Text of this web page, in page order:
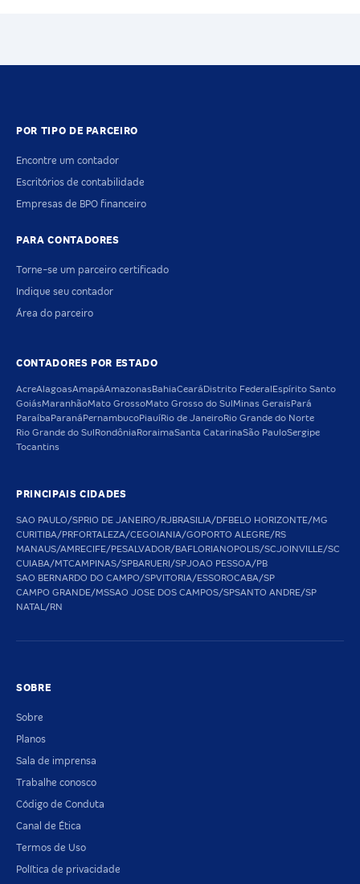
POR TIPO DE PARCEIRO
Encontre um contador
Escritórios de contabilidade
Empresas de BPO financeiro
PARA CONTADORES
Torne-se um parceiro certificado
Indique seu contador
Área do parceiro
CONTADORES POR ESTADO
AcreAlagoasAmapáAmazonas BahiaCeará Distrito Federal Espírito Santo
GoiásMaranhãoMato GrossoMato Grosso do Sul Minas Gerais Pará
Paraíba Paraná PernambucoPiauíRio de JaneiroRio Grande do Norte
Rio Grande do Sul Rondônia RoraimaSanta CatarinaSão PauloSergipe
Tocantins
PRINCIPAIS CIDADES
SAO PAULO/SPRIO DE JANEIRO/RJBRASILIA/DFBELO HORIZONTE/MG
CURITIBA/PRFORTALEZA/CEGOIANIA/GOPORTO ALEGRE/RS
MANAUS/AMRECIFE/PESALVADOR/BAFLORIANOPOLIS/SCJOINVILLE/SC
CUIABA/MTCAMPINAS/SPBARUERI/SPJOAO PESSOA/PB
SAO BERNARDO DO CAMPO/SPVITORIA/ESSOROCABA/SP
CAMPO GRANDE/MSSAO JOSE DOS CAMPOS/SPSANTO ANDRE/SP
NATAL/RN
SOBRE
Sobre
Planos
Sala de imprensa
Trabalhe conosco
Código de Conduta
Canal de Ética
Termos de Uso
Política de privacidade